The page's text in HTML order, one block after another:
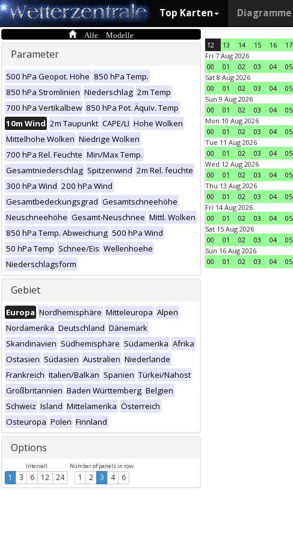
Top Karten Diagramme
Alle Modelle
Parameter
500 hPa Geopot. Höhe 850 hPa Temp.
850 hPa Stromlinien Niederschlag 2m Temp
700 hPa Vertikalbew 850 hPa Pot. Äquiv. Temp
10m Wind 2m Taupunkt CAPE/LI Hohe Wolken
Mittelhohe Wolken Niedrige Wolken
700 hPa Rel. Feuchte Min/Max Temp.
Gesamtniederschlag Spitzenwind 2m Rel. feuchte
300 hPa Wind 200 hPa Wind
Gesamtbedeckungsgrad Gesamtschneehöhe
Neuschneehöhe Gesamt-Neuschnee Mittl. Wolken
850 hPa Temp. Abweichung 500 hPa Wind
50 hPa Temp Schnee/Eis Wellenhoehe
Niederschlagsform
Gebiet
Europa Nordhemisphäre Mitteleuropa Alpen
Nordamerika Deutschland Dänemark
Skandinavien Südhemisphäre Südamerika Afrika
Ostasien Südasien Australien Niederlande
Frankreich Italien/Balkan Spanien Türkei/Nahost
Großbritannien Baden Württemberg Belgien
Schweiz Island Mittelamerika Österreich
Osteuropa Polen Finnland
Options
Intervall
1 3 6 12 24
Number of panels in row
1 2 3 4 6
12 13 14 15 16 17
Fri 7 Aug 2026
00
01 02 03 04 05
Sat 8 Aug 2026
00
01 02 03 04 05
Sun 9 Aug 2026
00
01 02 03 04 05
Mon 10 Aug 2026
00
01 02 03 04 05
Tue 11 Aug 2026
00
01 02 03 04 05
Wed 12 Aug 2026
00
01 02 03 04 05
Thu 13 Aug 2026
00
01 02 03 04 05
Fri 14 Aug 2026
00
01 02 03 04 05
Sat 15 Aug 2026
00
01 02 03 04 05
Sun 16 Aug 2026
00
01 02 03 04 05